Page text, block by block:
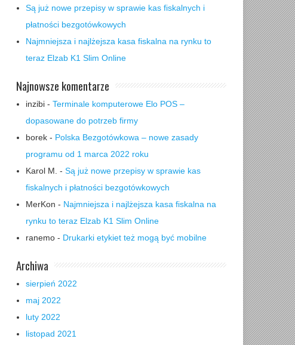
Są już nowe przepisy w sprawie kas fiskalnych i
płatności bezgotówkowych
Najmniejsza i najlżejsza kasa fiskalna na rynku to
teraz Elzab K1 Slim Online
Najnowsze komentarze
inzibi - Terminale komputerowe Elo POS –
dopasowane do potrzeb firmy
borek - Polska Bezgotówkowa – nowe zasady
programu od 1 marca 2022 roku
Karol M. - Są już nowe przepisy w sprawie kas
fiskalnych i płatności bezgotówkowych
MerKon - Najmniejsza i najlżejsza kasa fiskalna na
rynku to teraz Elzab K1 Slim Online
ranemo - Drukarki etykiet też mogą być mobilne
Archiwa
sierpień 2022
maj 2022
luty 2022
listopad 2021